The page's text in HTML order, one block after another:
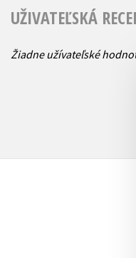
UŽIVATEĽSKÁ
Žiadne užívateľské